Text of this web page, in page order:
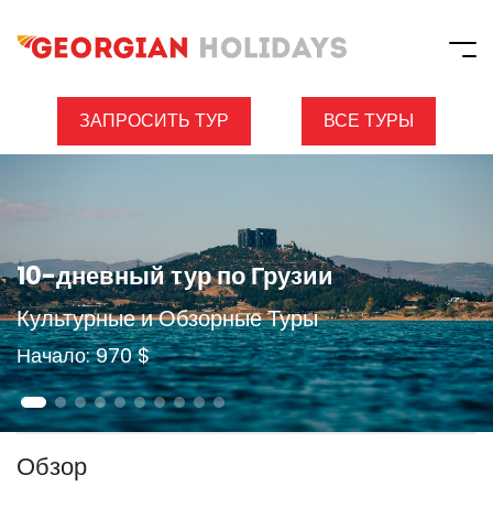
ЗАПРОСИТЬ ТУР ВСЕ ТУРЫ
10-дневный тур по Грузии
Культурные и Обзорные Туры
Начало: 970 $
Обзор